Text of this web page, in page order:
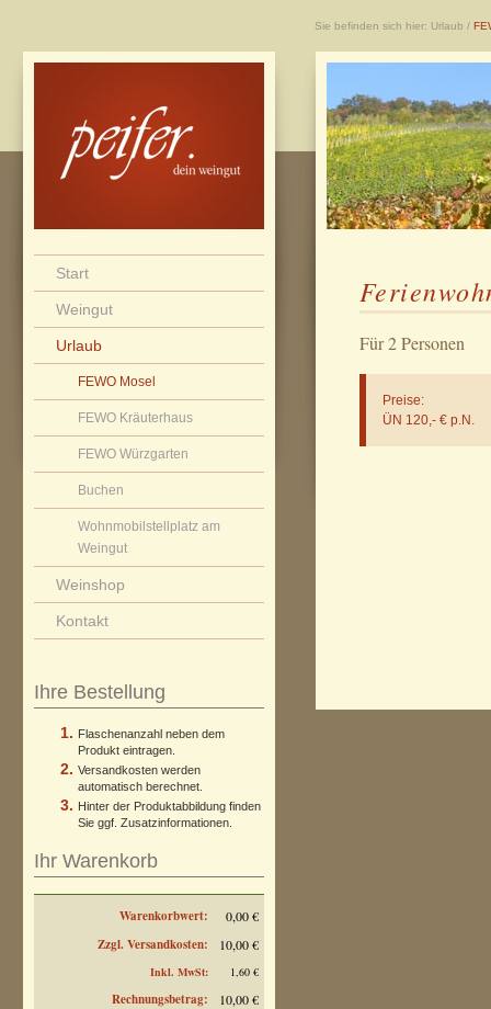
Start
Weingut
Urlaub
FEWO Mosel
FEWO Kräuterhaus
FEWO Würzgarten
Buchen
Wohnmobilstellplatz am
Weingut
Weinshop
Kontakt
Ihre Bestellung
Flaschenanzahl neben dem
Produkt eintragen.
Versandkosten werden
automatisch berechnet.
Hinter der Produktabbildung finden
Sie ggf. Zusatzinformationen.
Ihr Warenkorb
Warenkorbwert:
0,00 €
Zzgl. Versandkosten:
10,00 €
Inkl. MwSt: 1,60 €
Rechnungsbetrag: 10,00 €
Sie befinden sich hier: Urlaub /
Für 2 Personen
Preise:
ÜN 120,- € p.N.